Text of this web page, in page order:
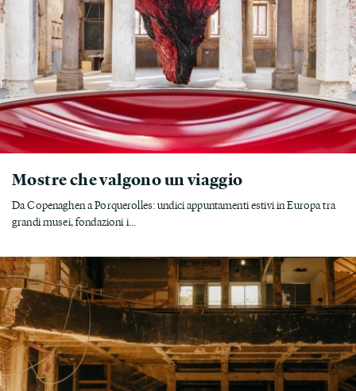
Mostre che valgono un viaggio
Da Copenaghen a Porquerolles: undici appuntamenti estivi in Europa tra
grandi musei, fondazioni i...